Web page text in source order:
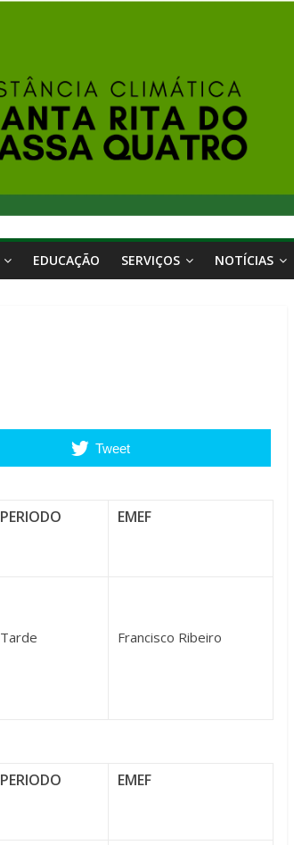
EDUCAÇÃO SERVIÇOS NOTÍCIAS
Tweet
PERIODO EMEF
Tarde Francisco Ribeiro
PERIODO EMEF